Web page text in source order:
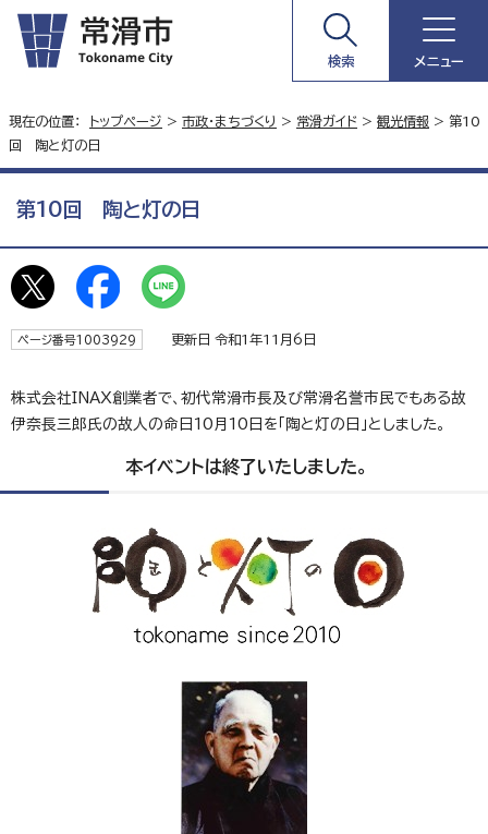
検索 メニュー
現在の位置： トップページ > 市政・まちづくり > 常滑ガイド > 観光情報 > 第10
回 陶と灯の日
第10回 陶と灯の日
ページ番号1003929 更新日 令和1年11月6日
株式会社INAX創業者で、初代常滑市長及び常滑名誉市民でもある故
伊奈長三郎氏の故人の命日10月10日を「陶と灯の日」としました。
本イベントは終了いたしました。